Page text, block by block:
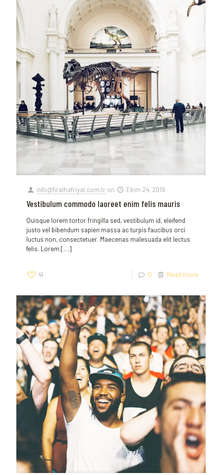
info@firathafriyat.com.tr on Ekim 24, 2019
Vestibulum commodo laoreet enim felis mauris
Quisque lorem tortor fringilla sed, vestibulum id, eleifend
justo vel bibendum sapien massa ac turpis faucibus orci
luctus non, consectetuer. Maecenas malesuada elit lectus
felis. Lorem […]
41 0 Read more